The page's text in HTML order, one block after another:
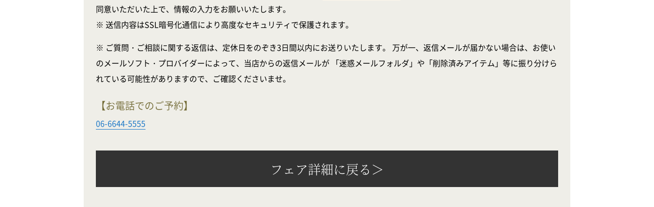
同意いただいた上で、情報の入力をお願いいたします。
※ 送信内容はSSL暗号化通信により高度なセキュリティで保護されます。
※ ご質問・ご相談に関する返信は、定休日をのぞき3日間以内にお送りいたします。 万が一、返信メールが届かない場合は、お使い
のメールソフト・プロバイダーによって、当店からの返信メールが 「迷惑メールフォルダ」や「削除済みアイテム」等に振り分けら
れている可能性がありますので、ご確認くださいませ。
【お電話でのご予約】
06-6644-5555
フェア詳細に戻る＞